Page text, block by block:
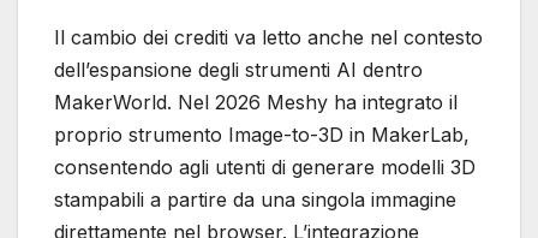
Il cambio dei crediti va letto anche nel contesto
dell’espansione degli strumenti AI dentro
MakerWorld. Nel 2026 Meshy ha integrato il
proprio strumento Image-to-3D in MakerLab,
consentendo agli utenti di generare modelli 3D
stampabili a partire da una singola immagine
direttamente nel browser. L’integrazione